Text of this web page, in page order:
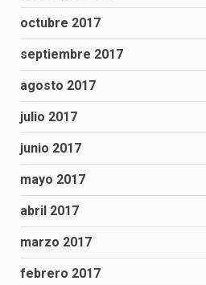
octubre 2017
septiembre 2017
agosto 2017
julio 2017
junio 2017
mayo 2017
abril 2017
marzo 2017
febrero 2017